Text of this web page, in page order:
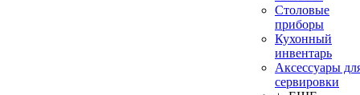
Столовые
приборы
Кухонный
инвентарь
Аксессуары
сервировки